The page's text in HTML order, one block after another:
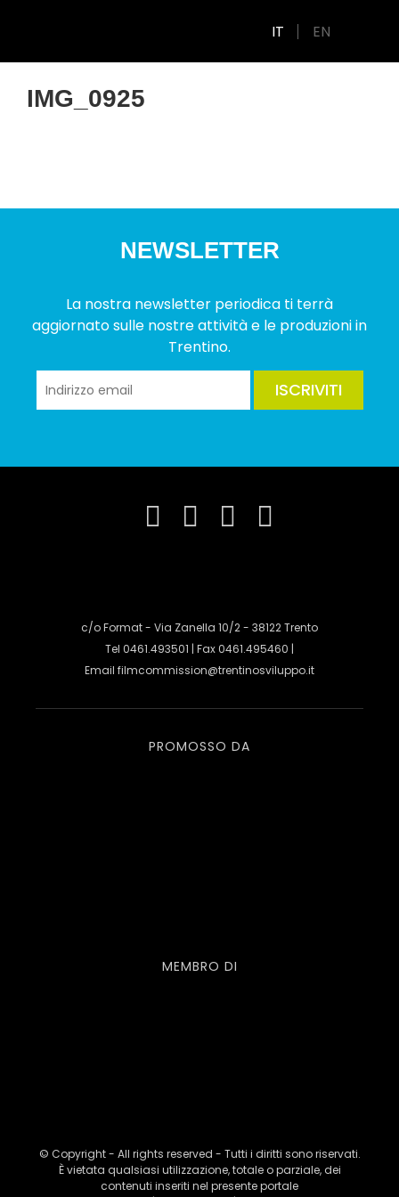
IT EN
IMG_0925
NEWSLETTER
La nostra newsletter periodica ti terrà
aggiornato sulle nostre attività e le produzioni in
Trentino.
ISCRIVITI
c/o Format - Via Zanella 10/2 - 38122 Trento
Tel 0461.493501 | Fax 0461.495460 |
Email filmcommission@trentinosviluppo.it
PROMOSSO DA
MEMBRO DI
© Copyright - All rights reserved - Tutti i diritti sono riservati.
È vietata qualsiasi utilizzazione, totale o parziale, dei
contenuti inseriti nel presente portale